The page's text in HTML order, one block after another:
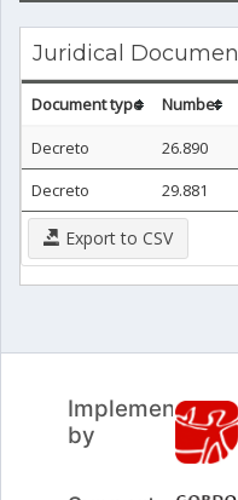
Juridical
Document type Number
Decreto
26.890
Decreto
29.881
Export to CSV